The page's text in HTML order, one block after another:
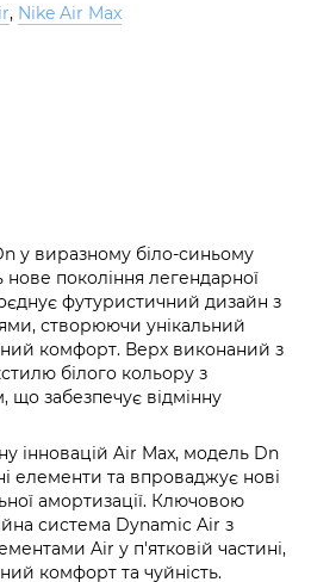
, Nike Air Max
у виразному біло-синьому
покоління легендарної
футуристичний дизайн з
створюючи унікальний
комфорт. Верх виконаний з
білого кольору з
що забезпечує відмінну
інновацій Air Max, модель Dn
елементи та впроваджує нові
амортизації. Ключовою
система Dynamic Air з
Air у п'ятковій частині,
комфорт та чуйність.